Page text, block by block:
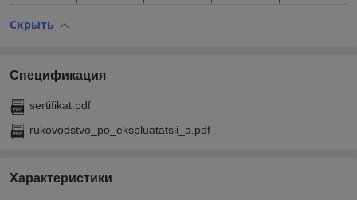
Скрыть
Спецификация
sertifikat.pdf
rukovodstvo_po_ekspluatatsii_a.pdf
Характеристики